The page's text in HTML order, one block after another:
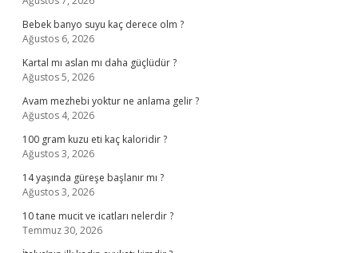
Bebek banyo suyu kaç derece olm ?
Ağustos 6, 2026
Kartal mı aslan mı daha güçlüdür ?
Ağustos 5, 2026
Avam mezhebi yoktur ne anlama gelir ?
Ağustos 4, 2026
100 gram kuzu eti kaç kaloridir ?
Ağustos 3, 2026
14 yaşında güreşe başlanır mı ?
Ağustos 3, 2026
10 tane mucit ve icatları nelerdir ?
Temmuz 30, 2026